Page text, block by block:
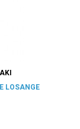
LOSANGE